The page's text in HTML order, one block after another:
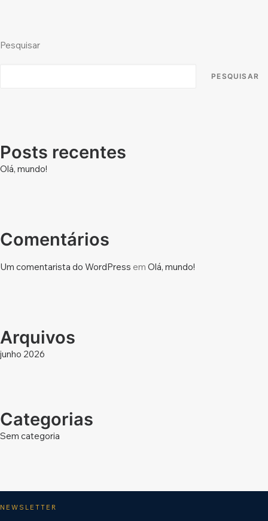
Pesquisar
PESQUISAR
Posts recentes
Olá, mundo!
Comentários
Um comentarista do WordPress em Olá, mundo!
Arquivos
junho 2026
Categorias
Sem categoria
NEWSLETTER